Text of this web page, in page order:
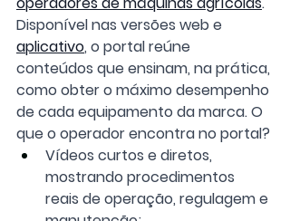
Disponível nas versões web e
aplicativo, o portal reúne
conteúdos que ensinam, na prática,
como obter o máximo desempenho
de cada equipamento da marca. O
que o operador encontra no portal?
Vídeos curtos e diretos,
mostrando procedimentos
reais de operação, regulagem e